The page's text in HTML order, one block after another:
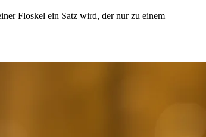
Floskel ein Satz wird, der nur zu einem